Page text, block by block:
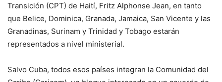
Transición (CPT) de Haití, Fritz Alphonse Jean, en tanto
que Belice, Dominica, Granada, Jamaica, San Vicente y las
Granadinas, Surinam y Trinidad y Tobago estarán
representados a nivel ministerial.
Salvo Cuba, todos esos países integran la Comunidad del